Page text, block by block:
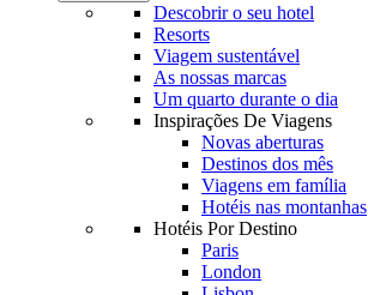
Descobrir o seu hotel
Resorts
Viagem sustentável
As nossas marcas
Um quarto durante o dia
Inspirações De Viagens
Novas aberturas
Destinos dos mês
Viagens em família
Hotéis nas montanhas
Hotéis Por Destino
Paris
London